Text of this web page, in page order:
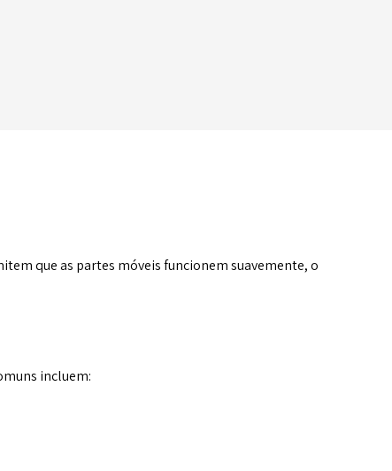
que as partes móveis funcionem suavemente, o
incluem: